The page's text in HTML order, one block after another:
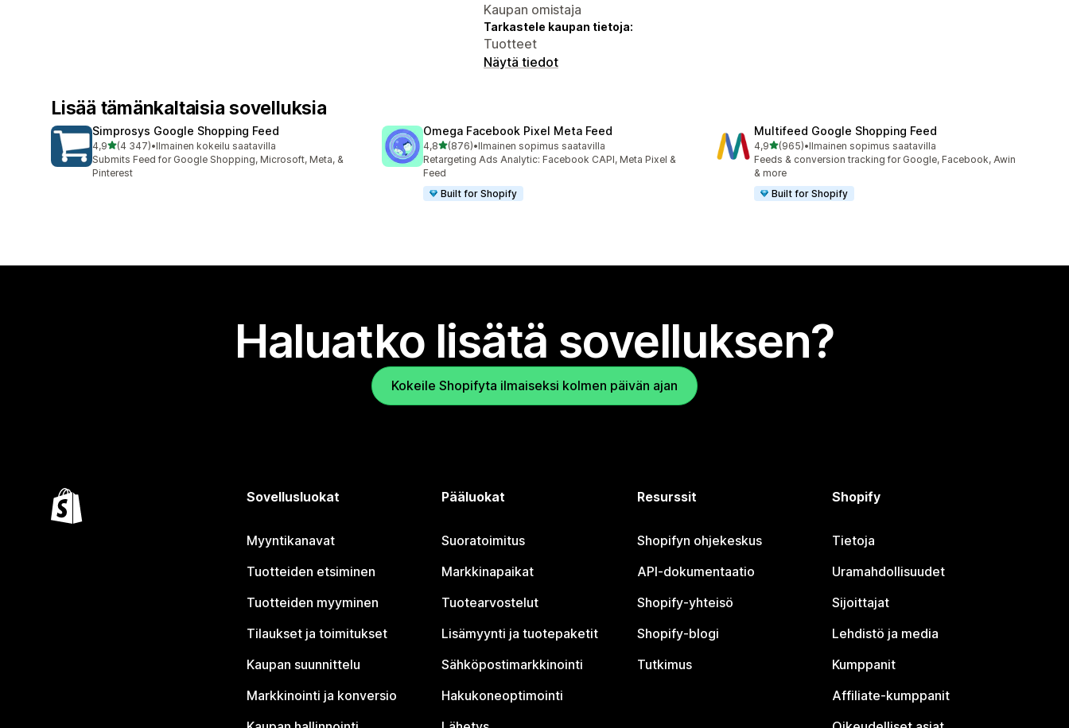
Kaupan omistaja
Tarkastele kaupan tietoja:
Tuotteet
Näytä tiedot
Lisää tämänkaltaisia sovelluksia
Simprosys Google Shopping Feed
4,9/ 5 tähteä
(4 347)
4347 arvostelua yhteensä
•Ilmainen kokeilu saatavilla
Submits Feed for Google Shopping, Microsoft, Meta, &
Pinterest
Omega Facebook Pixel Meta Feed
4,8/ 5 tähteä
(876)
876 arvostelua yhteensä
•Ilmainen sopimus saatavilla
Retargeting Ads Analytic: Facebook CAPI, Meta Pixel &
Feed
Built for Shopify
Multifeed Google Shopping Feed
4,9/ 5 tähteä
(965)
965 arvostelua yhteensä
•Ilmainen sopimus saatavilla
Feeds & conversion tracking for Google, Facebook, Awin
& more
Built for Shopify
Haluatko lisätä sovelluksen?
Kokeile Shopifyta ilmaiseksi kolmen päivän ajan
Sovellusluokat
Myyntikanavat
Tuotteiden etsiminen
Tuotteiden myyminen
Tilaukset ja toimitukset
Kaupan suunnittelu
Markkinointi ja konversio
Pääluokat
Suoratoimitus
Markkinapaikat
Tuotearvostelut
Lisämyynti ja tuotepaketit
Sähköpostimarkkinointi
Hakukoneoptimointi
Resurssit
Shopifyn ohjekeskus
API-dokumentaatio
Shopify-yhteisö
Shopify-blogi
Tutkimus
Shopify
Tietoja
Uramahdollisuudet
Sijoittajat
Lehdistö ja media
Kumppanit
Affiliate-kumppanit